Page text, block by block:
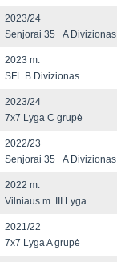
2023/24
Senjorai 35+ A Divizionas
2023 m.
SFL B Divizionas
2023/24
7x7 Lyga C grupė
2022/23
Senjorai 35+ A Divizionas
2022 m.
Vilniaus m. III Lyga
2021/22
7x7 Lyga A grupė